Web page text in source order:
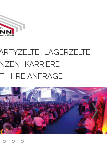
LAGERZELTE
KARRIERE
IHRE ANFRAGE